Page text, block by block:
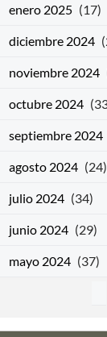
enero 2025 (17)
diciembre 2024
noviembre 2024
octubre 2024
septiembre 2024
agosto 2024 (24)
julio 2024 (34)
junio 2024 (29)
mayo 2024 (37)